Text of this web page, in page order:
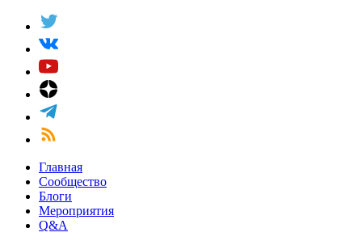
Главная
Сообщество
Блоги
Мероприятия
Q&A